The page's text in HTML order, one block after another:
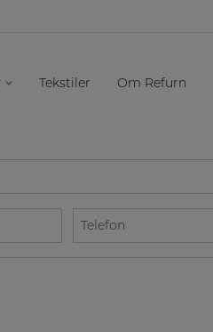
Tekstiler Om Refurn
Telefon
*